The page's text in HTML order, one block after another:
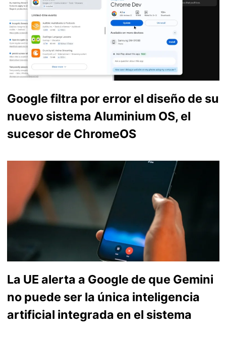
Google filtra por error el diseño de su
nuevo sistema Aluminium OS, el
sucesor de ChromeOS
La UE alerta a Google de que Gemini
no puede ser la única inteligencia
artificial integrada en el sistema